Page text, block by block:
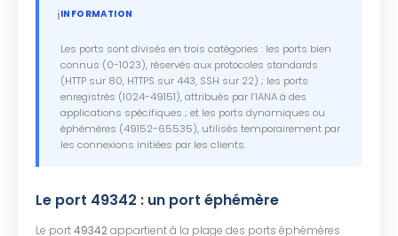
ℹ️INFORMATION
Les ports sont divisés en trois catégories : les ports bien
connus (0-1023), réservés aux protocoles standards
(HTTP sur 80, HTTPS sur 443, SSH sur 22) ; les ports
enregistrés (1024-49151), attribués par l’IANA à des
applications spécifiques ; et les ports dynamiques ou
éphémères (49152-65535), utilisés temporairement par
les connexions initiées par les clients.
Le port 49342 : un port éphémère
Le port49342appartient à la plage des ports éphémères